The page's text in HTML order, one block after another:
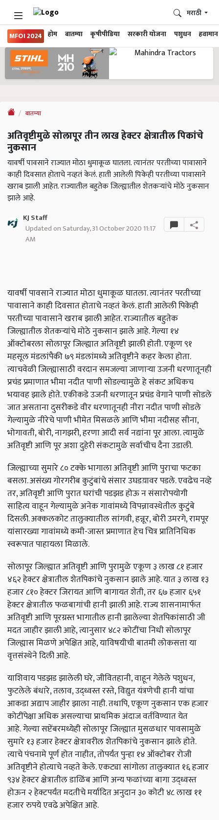
MFOI 2024 होम बातम्या कृषीपीडिया सरकारी योजना पशुधन हवामान
मराठी
बातम्या
अतिवृष्टीमुळे सोलापूर तीन लाख हेक्टर क्षेत्रातील पिकांचे
नुकसान
यावर्षी पावसाने राज्यात मोठा धुमाकूळ घातला. त्यानंतर परतीच्या पावासाने
काही दिवसात होताचे नव्हतं केलं. हाती आलेली पिकेही परतीच्या पावासाने
खराब झाली आहेत. राज्यातील बहुतेक जिल्ह्यातील शेतकऱ्यांचे मोठे नुकसान
झाले आहे.
KJ Staff
Updated on Saturday, 31 October 2020 11:17
AM
यावर्षी पावसाने राज्यात मोठा धुमाकूळ घातला. त्यानंतर परतीच्या
पावासाने काही दिवसात होताचे नव्हतं केलं. हाती आलेली पिकेही
परतीच्या पावासाने खराब झाली आहेत. राज्यातील बहुतेक
जिल्ह्यातील शेतकऱ्यांचे मोठे नुकसान झाले आहे. गेल्या १४
ऑक्टोबरला सोलापूर जिल्ह्यात अतिवृष्टी झाली होती. एकूण ९१
महसूल मंडलांपैकी ७९ मंडलांमध्ये अतिवृष्टीने कहर केला होता.
त्याचवेळी जिल्ह्यासाठी वरदान समजल्या जाणाऱ्या उजनी धरणातूनही
प्रचंड प्रमाणात भीमा नदीत पाणी सोडल्यामुळे हे संकट अधिकच
भयावह झाले होते. एकीकडे उजनी धरणातून प्रचंड वेगाने पाणी सोडले
जात असताना दुसरीकडे वीर धरणातूनही नीरा नदीत पाणी सोडले
गेल्यामुळे नीरेचे पाणी भीमेत मिसळले आणि भीमा नदीसह सीना,
भोगावती,बोरी,नागझरी,हरणा आदी सर्व नद्यांना पूर आला. त्यामुळे
अतिवृष्टी आणि पूर अशा दुहेरी संकटामुळे सर्वाचीच दैना उडाली.
जिल्ह्याच्या सुमारे ८० टक्के भागाला अतिवृष्टी आणि पुराचा फटका
बसला. असंख्य गोरगरीब कुटुंबांचे संसार उघडय़ावर पडले. एवढेच नव्हे
तर,अतिवृष्टी आणि पुरात घरांची पडझड होऊ न संसारोपयोगी
साहित्य वाहून गेल्यामुळे अनेक गावांमध्ये विपन्नावस्थेतील कुटुंबे
दिसली. अक्कलकोट तालुक्यातील सांगवी,हन्नूर,बोरी उमरगे,रामपूर
यांसारख्या गावांमध्ये कमी-जास्त प्रमाणात हेच चित्र प्रातिनिधिक
स्वरूपात पाहायला मिळाले.
सोलापूर जिल्ह्यात अतिवृष्टी आणि पुरामुळे एकूण ३ लाख ८१ हजार
४६२ हेक्टर क्षेत्रातील शेतपिकांचे नुकसान झाले आहे. यात ३ लाख १३
हजार ८१० हेक्टर जिरायत आणि बागायत शेती,तर ६७ हजार ६५१
हेक्टर क्षेत्रातील फळबागांची हानी झाली आहे. राज्य शासनामार्फत
अतिवृष्टी आणि पूरग्रस्त भागातील हानी झालेल्या शेतपिकांसाठी जी
मदत जाहीर झाली आहे,त्यानुसार ४८२ कोटींचा निधी सोलापूर
जिल्ह्यास मिळणे अपेक्षित आहे, याविषयीची बातमी लोकसत्ता या
वृत्तसंस्थेने दिली आहे.
याशिवाय पडझड झालेली घरे,जीवितहानी,वाहून गेलेले पशुधन,
फुटलेले बंधारे,तलाव,उद्ध्वस्त रस्ते,विद्युत यंत्रणेची हानी यांचा
आकडा अद्याप जाहीर झाला नाही. तथापि,एकूण नुकसान एक हजार
कोटींपेक्षा अधिक असल्याचा प्राथमिक अंदाज वर्तविण्यात येत
आहे.गेल्या सप्टेंबरमध्येही सोलापूर जिल्ह्यात मुसळधार पावसामुळे
सुमारे १३ हजार हेक्टर क्षेत्रावरील शेतपिकांचे नुकसान झाले होते.
त्याचे पंचनामे पूर्ण होत नाहीत,तोपर्यंत पुन्हा १४ ऑक्टोबर रोजी
अतिवृष्टीने होत्याचे नव्हते केले. एकट्या सांगोला तालुक्यात १६ हजार
९३४ हेक्टर क्षेत्रातील डाळिंब आणि अन्य फळांच्या बागा उद्ध्वस्त
होऊन २ हेक्टपर्यंत मदतीचे मर्यादित अनुदान ३० कोटी ४८ लाख ११
हजार रुपये एवढे अपेक्षित आहे.